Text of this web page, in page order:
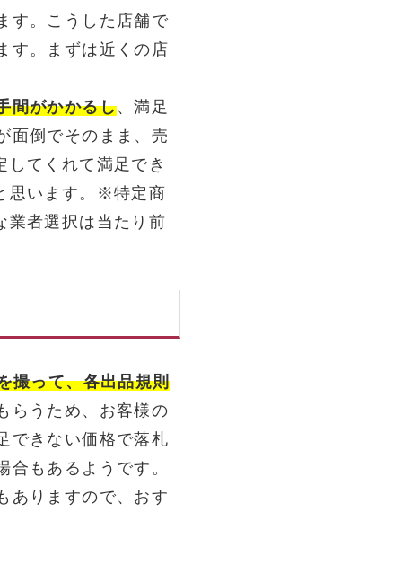
す。こうした店舗で
す。まずは近くの店
間がかかるし、満足
面倒でそのまま、売
てくれて満足でき
思います。※特定商
業者選択は当たり前
撮って、各出品規則
らうため、お客様の
できない価格で落札
もあるようです。
ありますので、おす